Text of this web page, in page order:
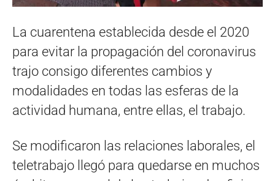
La cuarentena establecida desde el 2020
para evitar la propagación del coronavirus
trajo consigo diferentes cambios y
modalidades en todas las esferas de la
actividad humana, entre ellas, el trabajo.
Se modificaron las relaciones laborales, el
teletrabajo llegó para quedarse en muchos